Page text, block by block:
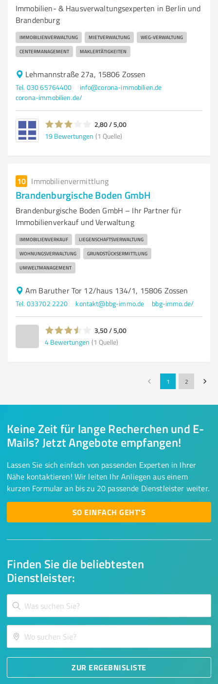
Immobilien- & Hausverwaltungsexperten in Berlin und
Brandenburg
IMMOBILIENVERWALTUNG MIETVERWALTUNG WEG-VERWALTUNG
CENTERMANAGEMENT MAKLERTÄTIGKEITEN
Lehmannstraße 27a, 15806 Zossen
Tel. 030 65764400
info@corona-immobilien.de
corona-immobilien.de/
2,80 / 5,00
19 Bewertungen (1 Quelle)
10 Immobilienvermittlung
Brandenburgische Boden GmbH
Brandenburgische Boden GmbH – Ihr Partner für
Immobilienverkauf und Verwaltung
IMMOBILIENVERKAUF LIEGENSCHAFTSVERWALTUNG
WOHNUNGSVERWALTUNG GRUNDSTÜCKSERMITTLUNG
UMWELTMANAGEMENT
Am Baruther Tor 12/haus 134/1, 15806 Zossen
Tel. 033702 2220 kontakt@bbg-immo.de bbg-immo.de/
3,50 / 5,00
4 Bewertungen (1 Quelle)
1 2
Finden Sie die beliebtesten
Dienstleister:
ZUR ERGEBNISLISTE
Keine Zeit für lange Recherchen und E-
Mails? Jetzt Angebote empfangen!
Lassen Sie sich einfach von passenden Experten in Ihrer
Nähe kontaktieren! Wir leiten Ihr Anliegen aus einem
kurzen Formular an bis zu 20 passende Dienstleister weiter.
SO EINFACH GEHT'S